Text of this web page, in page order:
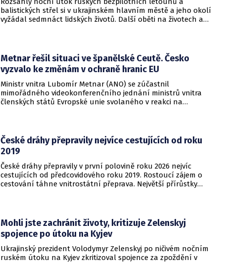
balistických střel si v ukrajinském hlavním městě a jeho okolí
vyžádal sedmnáct lidských životů. Další oběti na životech a
Metnar řešil situaci ve španělské Ceutě. Česko
vyzvalo ke změnám v ochraně hranic EU
Ministr vnitra Lubomír Metnar (ANO) se zúčastnil
mimořádného videokonferenčního jednání ministrů vnitra
členských států Evropské unie svolaného v reakci na
České dráhy přepravily nejvíce cestujících od roku
2019
České dráhy přepravily v první polovině roku 2026 nejvíc
cestujících od předcovidového roku 2019. Rostoucí zájem o
cestování táhne vnitrostátní přeprava. Největší přírůstky
individuálním motorismem.
Mohli jste zachránit životy, kritizuje Zelenskyj
spojence po útoku na Kyjev
Ukrajinský prezident Volodymyr Zelenskyj po ničivém nočním
ruském útoku na Kyjev zkritizoval spojence za zpoždění v